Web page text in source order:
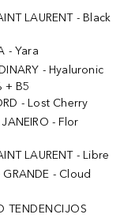
LAURENT - Black
- Yara
- Hyaluronic
+ B5
- Lost Cherry
- Flor
LAURENT - Libre
GRANDE - Cloud
TENDENCIJOS